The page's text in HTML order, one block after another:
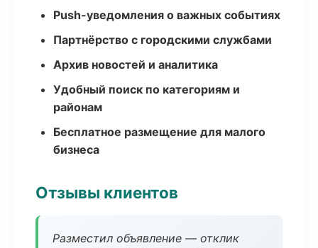
Push-уведомления о важных событиях
Партнёрство с городскими службами
Архив новостей и аналитика
Удобный поиск по категориям и
районам
Бесплатное размещение для малого
бизнеса
Отзывы клиентов
Разместил объявление — отклик